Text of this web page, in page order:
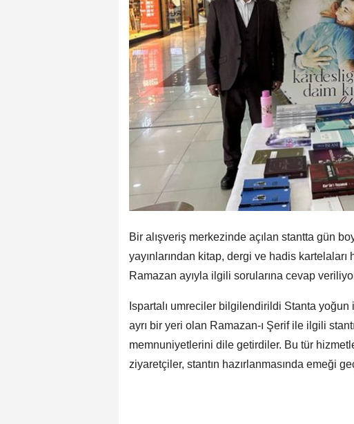
Bir alışveriş merkezinde açılan stantta gün
yayınlarından kitap, dergi ve hadis
Ramazan ayıyla ilgili sorularına cevap
Ispartalı umreciler bilgilendirildi Stanta
ayrı bir yeri olan Ramazan-ı Şerif ile ilgili
memnuniyetlerini dile getirdiler. Bu tür
ziyaretçiler, stantın hazırlanmasında emeği